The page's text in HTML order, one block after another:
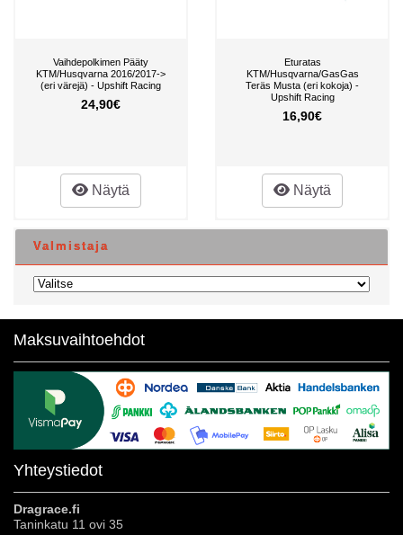
Vaihdepolkimen Pääty
KTM/Husqvarna 2016/2017->
(eri värejä) - Upshift Racing
24,90€
Näytä
Eturatas
KTM/Husqvarna/GasGas
Teräs Musta (eri kokoja) -
Upshift Racing
16,90€
Näytä
Valmistaja
Maksuvaihtoehdot
Yhteystiedot
Dragrace.fi
Taninkatu 11 ovi 35